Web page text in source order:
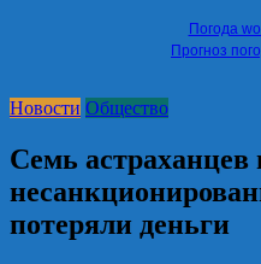
Погода
Прогноз
Новости Общество
Семь астраханцев
потеряли деньги